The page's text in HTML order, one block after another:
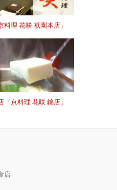
理 花咲 祇園本店」
京料理 花咲 錦店」
店